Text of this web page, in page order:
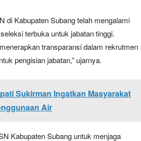
di Kabupaten Subang telah mengalami
terbuka untuk jabatan tinggi.
transparansi dalam rekrutmen
pengisian jabatan,” ujarnya.
Sukirman Ingatkan Masyarakat
Air
Kabupaten Subang untuk menjaga